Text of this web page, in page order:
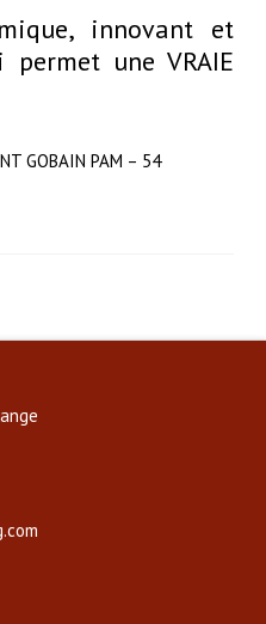
innovant et
une VRAIE
GOBAIN PAM – 54